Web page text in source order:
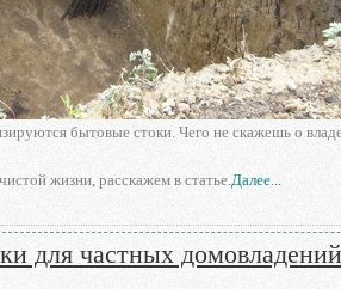
бытовые стоки. Чего не скажешь о
жизни, расскажем в статье.Далее...
для частных